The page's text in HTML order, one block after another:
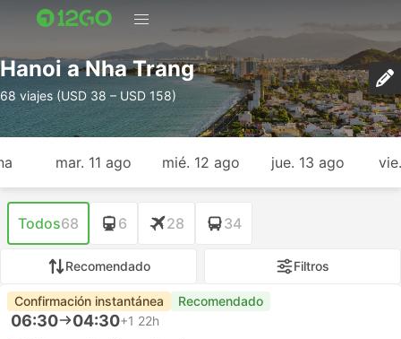
Hanoi a Nha Trang
68 viajes (USD 38 – USD 158)
mar. 11 ago mié. 12 ago jue. 13 ago
Todos68 6 28 34
Recomendado Filtros
Confirmación instantánea Recomendado
06:30 04:30+1 22h